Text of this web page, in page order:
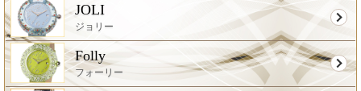
JOLI
ジョリー
Folly
フォーリー